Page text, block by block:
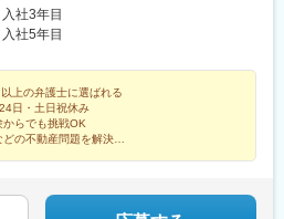
ロ日比谷線「八丁堀駅」より徒歩10分
社3年目
社5年目
上の弁護士に選ばれる
日・土日祝休み
らでも挑戦OK
の不動産問題を解決